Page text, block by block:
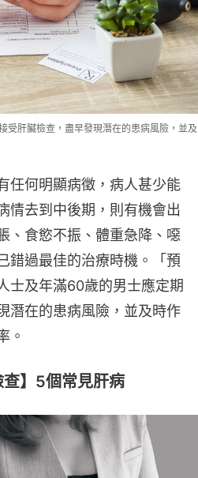
受肝臟檢查，盡早發現潛在的患病風險，並及
任何明顯病徵，病人甚少能
情去到中後期，則有機會出
、食慾不振、體重急降、噁
錯過最佳的治療時機。「預
士及年滿60歲的男士應定期
潛在的患病風險，並及時作
。
查】5個常見肝病